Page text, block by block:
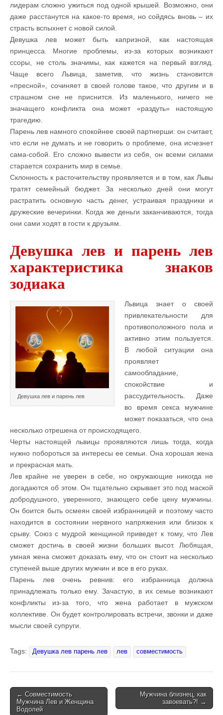
лидерам сложно ужиться под одной крышей. Возможно, они
даже расстанутся на какое-то время, но сойдясь вновь – их
страсть вспыхнет с новой силой.
Девушка лев может быть капризной, как настоящая
принцесса. Многие проблемы, из-за которых возникают
ссоры, не столь значимы, как кажется на первый взгляд.
Чаще всего Львица, заметив, что жизнь становится
«пресной», сочиняет в своей голове такое, что другим и в
страшном сне не приснится. Из маленького, ничего не
значащего конфликта она может «раздуть» настоящую
трагедию.
Парень лев намного спокойнее своей партнерши: он считает,
что если не думать и не говорить о проблеме, она исчезнет
сама-собой. Его сложно вывести из себя, он всеми силами
старается сохранить мир в семье.
Склонность к расточительству проявляется и в том, как Львы
тратят семейный бюджет. За несколько дней они могут
растратить основную часть денег, устраивая праздники и
дружеские вечеринки. Когда же деньги заканчиваются, тогда
они сами ходят в гости к друзьям.
Девушка лев и парень лев
характеристика знаков
зодиака
Девушка лев и парень лев
Львица знает о своей
привлекательности для
противоположного пола и
активно этим пользуется.
В любой ситуации она
проявляет
самообладание,
спокойствие и
рассудительность. Даже
во время секса мужчине
может показаться, что она
несколько отрешена от происходящего.
Черты настоящей львицы проявляются лишь тогда, когда
нужно побороться за интересы ее семьи. Она хорошая жена
и прекрасная мать.
Лев крайне не уверен в себе, но окружающие никогда не
догадаются об этом. Он тщательно скрывает это под маской
добродушного, уверенного, знающего себе цену мужчины.
Он боится быть осмеян своей избранницей и поэтому часто
находится в состоянии нервного напряжения или близок к
срыву. Союз с мудрой женщиной приведет к тому, что Лев
сможет достичь в своей жизни больших высот. Любящая,
умная жена сможет доказать ему, что он стоит на несколько
ступеней выше других мужчин и все в его руках.
Парень лев очень ревнив: его избранница должна
принадлежать только ему. Зачастую, в их семье возникают
конфликты из-за того, что жена работает в мужском
коллективе. Он будет контролировать встречи, звонки и даже
мысли своей супруги.
Tags: Девушка лев парень лев лев совместимость
Post navigation
← Совместимость
Мужчина Лев и Женщина
Водолей
Мужчина близнец, как
завоевать?! →